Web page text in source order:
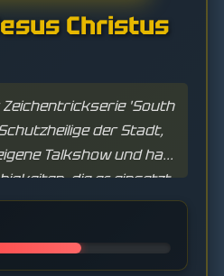
Christus
Zeichentrickserie 'South
der Stadt,
Talkshow und hat
die er einsetzt,
bekämpfen und die
zu beschützen.